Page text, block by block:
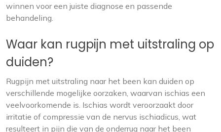
winnen voor een juiste diagnose en passende
behandeling.
Waar kan rugpijn met uitstraling op
duiden?
Rugpijn met uitstraling naar het been kan duiden op
verschillende mogelijke oorzaken, waarvan ischias een
veelvoorkomende is. Ischias wordt veroorzaakt door
irritatie of compressie van de nervus ischiadicus, wat
resulteert in pijn die van de onderrug naar het been